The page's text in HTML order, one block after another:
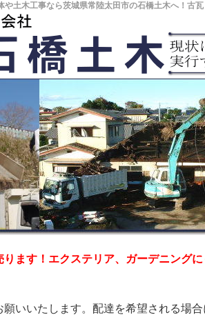
や土木工事なら茨城県常陸太田市の石橋土木へ！古
ます！エクステリア、ガーデニングに
いいたします。配達を希望される場合